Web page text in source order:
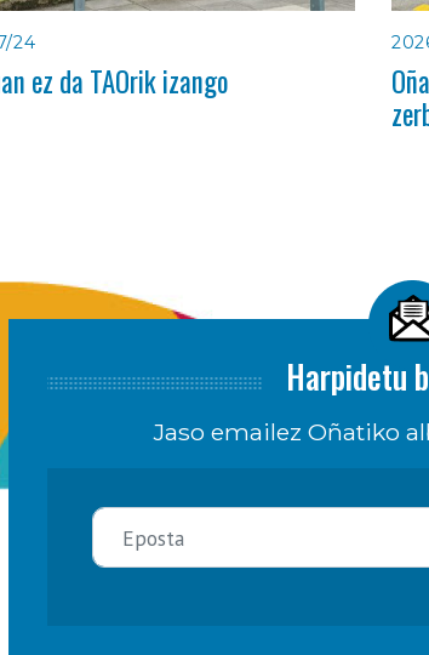
24
ez da TAOrik izango
Harpidetu
Jaso emailez Oñatiko